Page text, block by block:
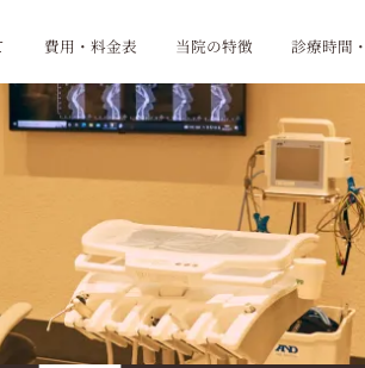
費用・料金表 当院の特徴 診療時間
イド
ア
ー